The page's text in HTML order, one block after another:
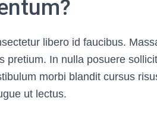
libero id faucibus.
pretium. In nulla posuere
morbi blandit cursus
ut lectus.